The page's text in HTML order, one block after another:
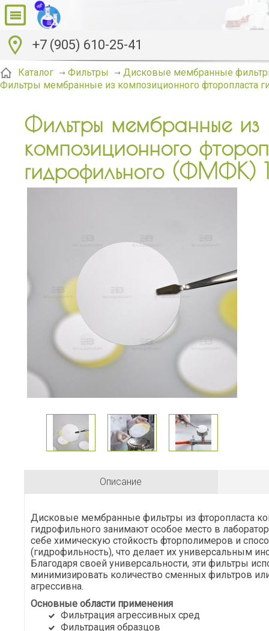
+7 (905) 610-25-41
Каталог Фильтры
Дисковые мембранные
Фильтры мембранные из композиционного фторопласта
Фильтры мембранные из
композиционного
гидрофильного (ФМФК)
Описание
Дисковые мембранные фильтры из фторопласта
гидрофильного занимают особое место в
себе химическую стойкость фторполимеров и
(гидрофильность), что делает их универсальным
Благодаря своей универсальности, эти фильтры
минимизировать количество сменных фильтров
агрессивна.
Основные области применения
Фильтрация агрессивных сред
Фильтрация образцов